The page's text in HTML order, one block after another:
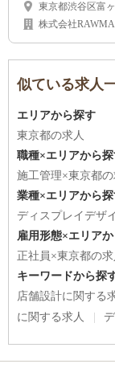
東京都渋谷区富
株式会社
似ている求人
エリアから探す
東京都の求人
職種×エリアから
施工管理×東京都の
業種×エリアから
ディスプレイデザ
雇用形態×エリア
正社員×東京都の求
キーワードから探
店舗設計に関する
に関する求人